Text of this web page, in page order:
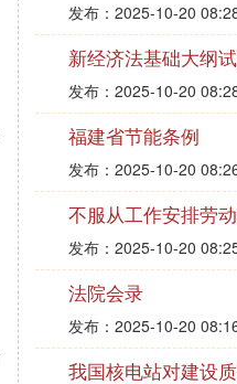
发布：2025-10-20
新经济法基础大纲
发布：2025-10-20
福建省节能条例
发布：2025-10-20
不服从工作安排劳
发布：2025-10-20
法院会录
发布：2025-10-20
我国核电站对建设